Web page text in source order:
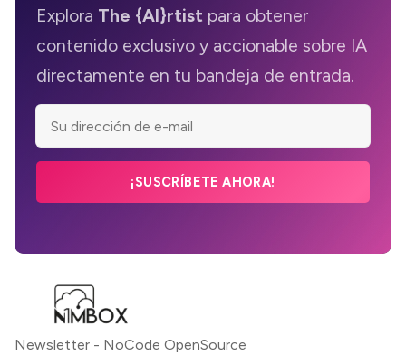
Explora The {AI}rtist para obtener
contenido exclusivo y accionable sobre IA
directamente en tu bandeja de entrada.
¡SUSCRÍBETE AHORA!
Newsletter - NoCode OpenSource